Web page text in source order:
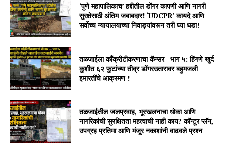
‘पुणे महापालिकाच’ हद्दीतील डोंगर कापणी आणि नागरी
सुरक्षेसाठी अंतिम जबाबदार! ‘UDCPR’ कायदे आणि
सर्वोच्च न्यायालयाच्या निवाड्यांवरून तरी घ्या धडा!
तळजाईला काँक्रीटीकरणाचा कॅन्सर—भाग ५: हिंगणे खुर्द
कुशीत ६२ फुटांच्या तीव्र डोंगरउतारावर बहुमजली
इमारतींचे आक्रमण !
तळजाईतील जलप्रवाह, भूस्खलनाचा धोका आणि
नागरिकांची सुरक्षितता महत्वाची नाही काय? कॉन्टूर प्लॅन,
उपग्रह प्रतिमा आणि मंजूर नकाशांनी वाढवले प्रश्न